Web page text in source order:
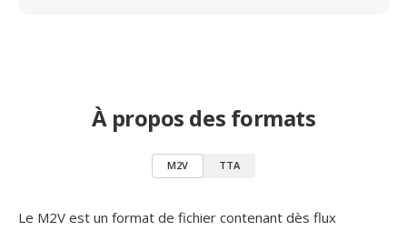
À propos des formats
M2V TTA
Le M2V est un format de fichier contenant dès flux